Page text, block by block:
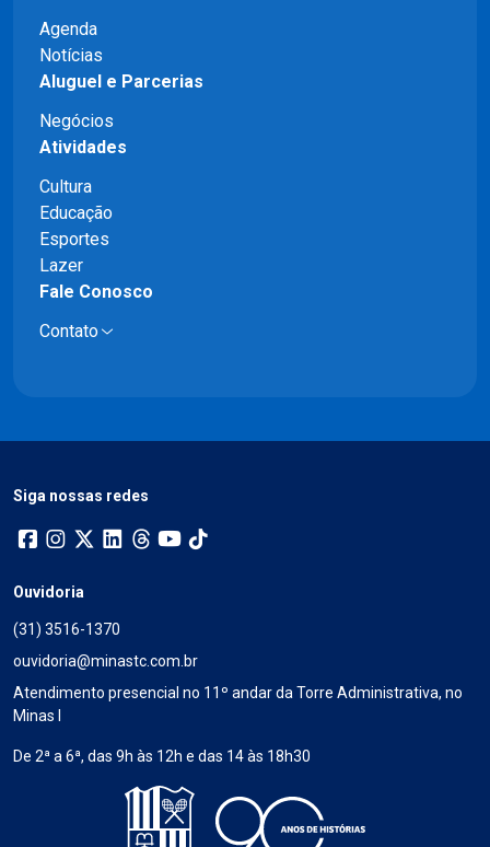
Agenda
Notícias
Aluguel e Parcerias
Negócios
Atividades
Cultura
Educação
Esportes
Lazer
Fale Conosco
Contato
Siga nossas redes
Ouvidoria
(31) 3516-1370
ouvidoria@minastc.com.br
Atendimento presencial no 11º andar da Torre Administrativa, no
Minas I
De 2ª a 6ª, das 9h às 12h e das 14 às 18h30